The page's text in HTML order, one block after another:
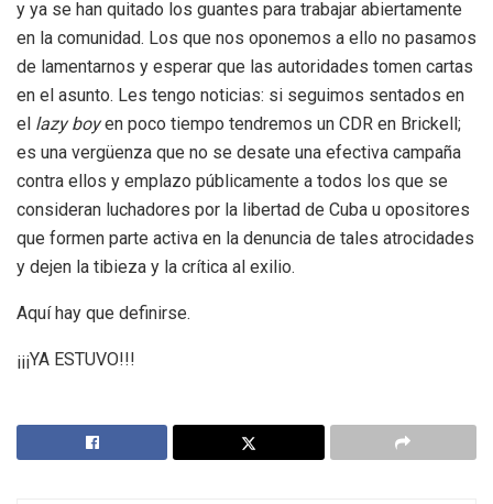
y ya se han quitado los guantes para trabajar abiertamente
en la comunidad. Los que nos oponemos a ello no pasamos
de lamentarnos y esperar que las autoridades tomen cartas
en el asunto. Les tengo noticias: si seguimos sentados en
el lazy boyen poco tiempo tendremos un CDR en Brickell;
es una vergüenza que no se desate una efectiva campaña
contra ellos y emplazo públicamente a todos los que se
consideran luchadores por la libertad de Cuba u opositores
que formen parte activa en la denuncia de tales atrocidades
y dejen la tibieza y la crítica al exilio.
Aquí hay que definirse.
¡¡¡YA ESTUVO!!!